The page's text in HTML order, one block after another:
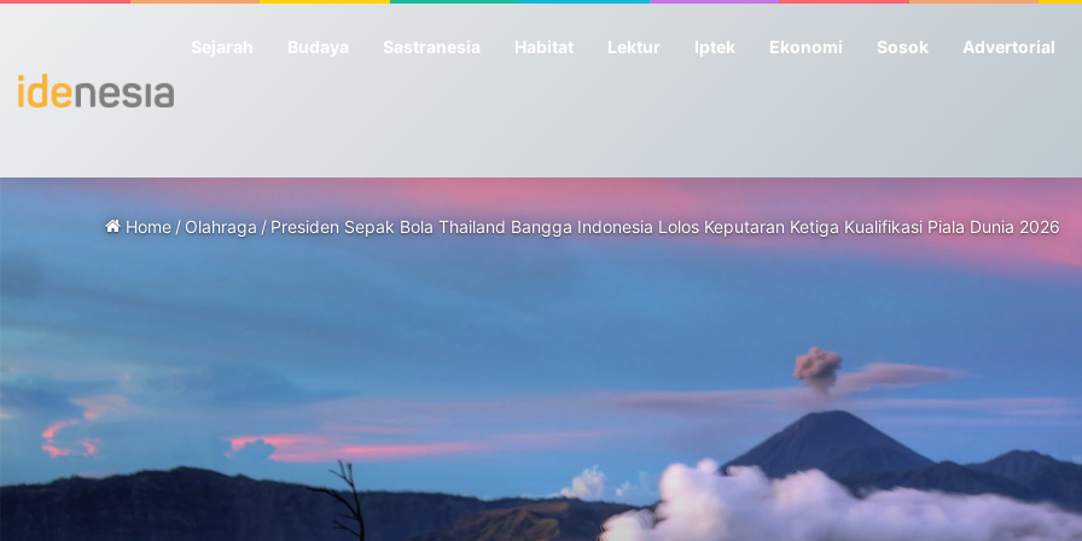
Sejarah Budaya Sastranesia Habitat Lektur Iptek Ekonomi Sosok Advertorial
Home /Olahraga/Presiden Sepak Bola Thailand Bangga Indonesia Lolos Keputaran Ketiga Kualifikasi Piala Dunia 2026